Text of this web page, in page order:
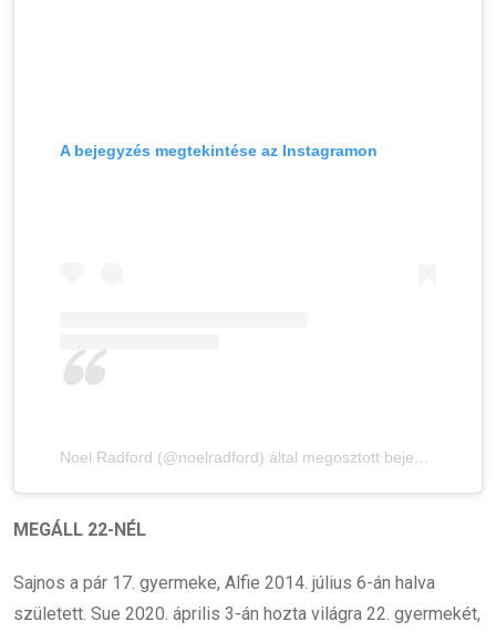
A bejegyzés megtekintése az Instagramon
Noel Radford (@noelradford) által megosztott bejegyzés
MEGÁLL 22-NÉL
Sajnos a pár 17. gyermeke, Alfie 2014. július 6-án halva
született. Sue 2020. április 3-án hozta világra 22. gyermekét,